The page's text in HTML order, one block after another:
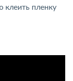
клеить пленку